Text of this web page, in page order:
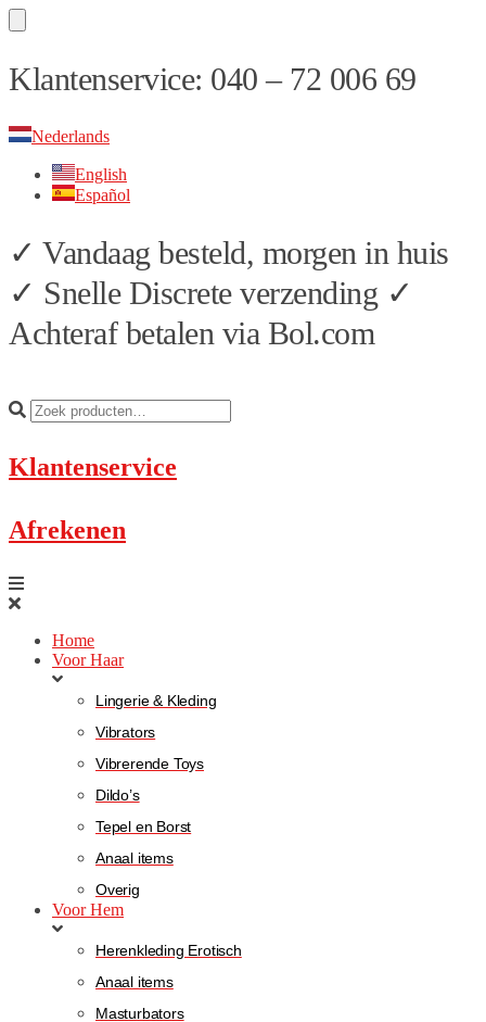
Skip
to
Skip
to
Klantenservice: 040 – 72 006 69
Nederlands
English
Español
✓ Vandaag besteld, morgen in huis
✓ Snelle Discrete verzending ✓
Achteraf betalen via Bol.com
Klantenservice
Afrekenen
Home
Voor Haar
Lingerie & Kleding
Vibrators
Vibrerende Toys
Dildo’s
Tepel en Borst
Anaal items
Overig
Voor Hem
Herenkleding Erotisch
Anaal items
Masturbators